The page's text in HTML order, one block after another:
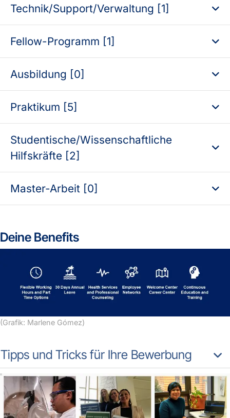
Technik/Support/Verwaltung [1]
Fellow-Programm [1]
Ausbildung [0]
Praktikum [5]
Studentische/Wissenschaftliche
Hilfskräfte [2]
Master-Arbeit [0]
Deine Benefits
(Grafik: Marlene Gómez)
Tipps und Tricks für Ihre Bewerbung